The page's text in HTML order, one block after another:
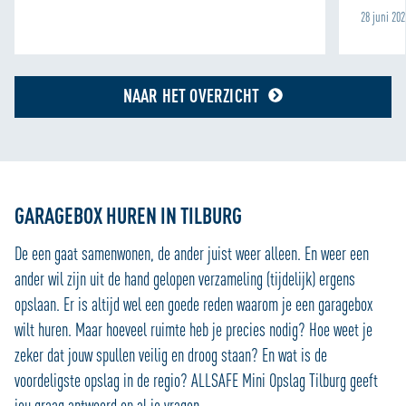
28 juni
NAAR HET OVERZICHT
GARAGEBOX HUREN IN TILBURG
De een gaat samenwonen, de ander juist weer alleen. En weer een
ander wil zijn uit de hand gelopen verzameling (tijdelijk) ergens
opslaan. Er is altijd wel een goede reden waarom je een garagebox
wilt huren. Maar hoeveel ruimte heb je precies nodig? Hoe weet je
zeker dat jouw spullen veilig en droog staan? En wat is de
voordeligste opslag in de regio? ALLSAFE Mini Opslag Tilburg geeft